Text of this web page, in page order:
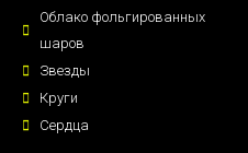
Облако фольгированных
шаров
Звезды
Круги
Сердца